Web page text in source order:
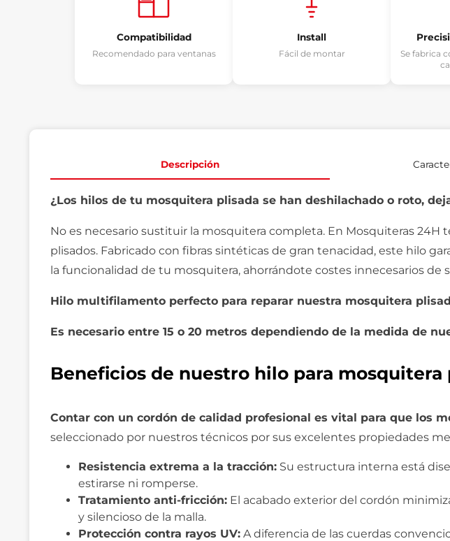
Compatibilidad
Recomendado para ventanas
Install
Fácil de montar
Se fabrica
Descripción
¿Los hilos de tu mosquitera plisada se han deshilachado o roto,
No es necesario sustituir la mosquitera completa. En Mosquiteras
plisados. Fabricado con fibras sintéticas de gran tenacidad, este hilo
la funcionalidad de tu mosquitera, ahorrándote costes innecesarios de
Hilo multifilamento perfecto para reparar nuestra mosquitera
Es necesario entre 15 o 20 metros dependiendo de la medida de
Beneficios de nuestro hilo para mosquitera
Contar con un cordón de calidad profesional es vital para que los
seleccionado por nuestros técnicos por sus excelentes propiedades
Resistencia extrema a la tracción: Su estructura interna está
estirarse ni romperse.
Tratamiento anti-fricción: El acabado exterior del cordón
y silencioso de la malla.
Protección contra rayos UV: A diferencia de las cuerdas